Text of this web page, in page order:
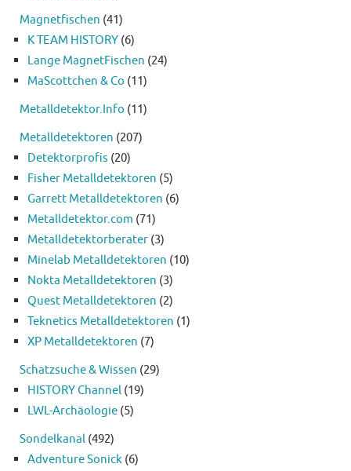
Magnetfischen (41)
K TEAM HISTORY (6)
Lange MagnetFischen (24)
MaScottchen & Co (11)
Metalldetektor.Info (11)
Metalldetektoren (207)
Detektorprofis (20)
Fisher Metalldetektoren (5)
Garrett Metalldetektoren (6)
Metalldetektor.com (71)
Metalldetektorberater (3)
Minelab Metalldetektoren (10)
Nokta Metalldetektoren (3)
Quest Metalldetektoren (2)
Teknetics Metalldetektoren (1)
XP Metalldetektoren (7)
Schatzsuche & Wissen (29)
HISTORY Channel (19)
LWL-Archäologie (5)
Sondelkanal (492)
Adventure Sonick (6)